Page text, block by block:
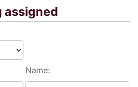
assigned
Name: